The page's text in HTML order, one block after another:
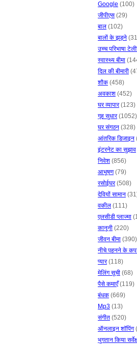
Google (100)
जीपीएस (29)
बाल (102)
बालों के झड़ने
उच्च परिभाषा
स्वास्थ्य बीमा
दिल की बीमारी
शौक (458)
अवकाश (452)
घर व्यापार(123)
गृह सुधार(1052)
घर संगठन (328)
आंतरिक डिजाइन
इंटरनेट का सुझाव
निवेश (856)
आभूषण(79)
रसोईघर(508)
देवियों सामान
वकील (111)
एलसीडी प्लाज्मा
कानूनी (220)
जीवन बीमा (390)
नीचे पहनने के
प्यार(118)
मेलिंग सूची (68)
पैसे कमाएँ(119)
बंधक (669)
Mp3 (13)
संगीत (520)
ऑनलाइन शॉपिंग
भुगतान किया